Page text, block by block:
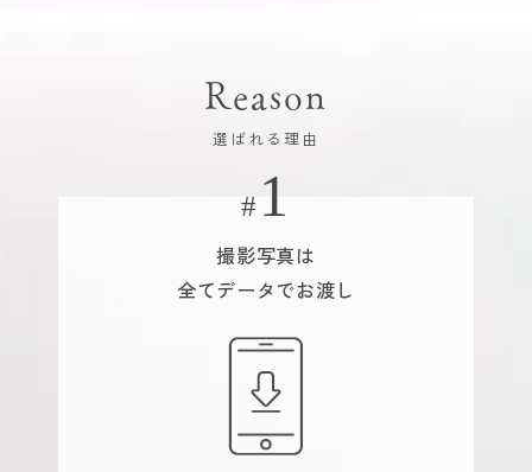
Reason
選ばれる理由
撮影写真は
全てデータでお渡し